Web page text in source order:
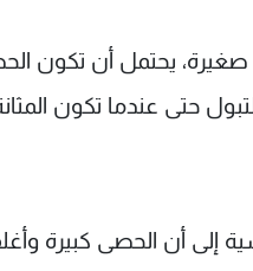
صغيرة، يحتمل أن تكون
حتى عندما تكون
إلى أن الحصى كبيرة